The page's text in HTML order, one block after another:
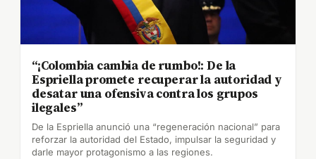
“¡Colombia cambia de rumbo!: De la
Espriella promete recuperar la autoridad y
desatar una ofensiva contra los grupos
ilegales”
De la Espriella anunció una “regeneración nacional” para
reforzar la autoridad del Estado, impulsar la seguridad y
darle mayor protagonismo a las regiones.